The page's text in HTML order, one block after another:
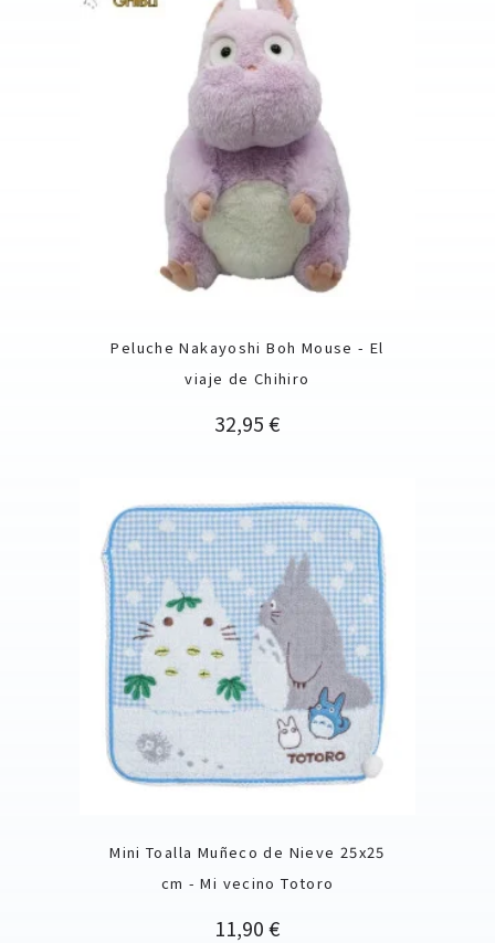
Peluche Nakayoshi Boh Mouse - El
viaje de Chihiro
Precio
32,95 €
Mini Toalla Muñeco de Nieve 25x25
cm - Mi vecino Totoro
Precio
11,90 €